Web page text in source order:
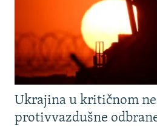
Ukrajina u kritičnom
protivvazdušne